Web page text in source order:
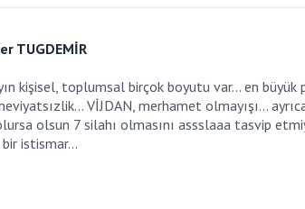
TUGDEMİR
kişisel, toplumsal birçok boyutu var... en büyük
VİJDAN, merhamet olmayışı...
olsun 7 silahı olmasını assslaaa tasvip
istismar...